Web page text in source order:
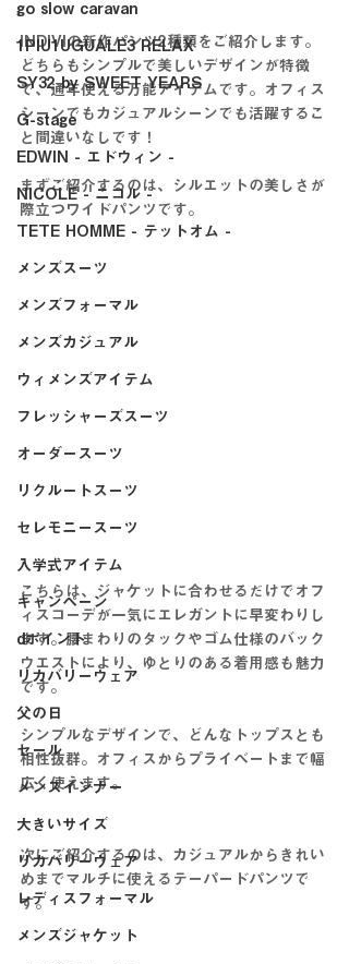
go slow caravan
1PIU1UGUALE3 RELAX
SY32 by SWEET YEARS
G-stage
EDWIN - エドウィン -
NICOLE - ニコル -
TETE HOMME - テットオム -
メンズスーツ
メンズフォーマル
メンズカジュアル
ウィメンズアイテム
フレッシャーズスーツ
オーダースーツ
リクルートスーツ
セレモニースーツ
入学式アイテム
キャンペーン
dポイント
リカバリーウェア
父の日
セール
メンズインナー
大きいサイズ
リカバリーウェア
レディスフォーマル
メンズジャケット
INDIVIの新作パンツ2種類をご紹介します。
どちらもシンプルで美しいデザインが特徴
で、通年使える万能アイテムです。オフィス
シーンでもカジュアルシーンでも活躍するこ
と間違いなしです！
まずご紹介するのは、シルエットの美しさが
際立つワイドパンツです。
こちらは、ジャケットに合わせるだけでオフ
ィスコーデが一気にエレガントに早変わりし
ます。腰まわりのタックやゴム仕様のバック
ウエストにより、ゆとりのある着用感も魅力
です。
シンプルなデザインで、どんなトップスとも
相性抜群。オフィスからプライベートまで幅
広く使えます。
次にご紹介するのは、カジュアルからきれい
めまでマルチに使えるテーパードパンツで
す。